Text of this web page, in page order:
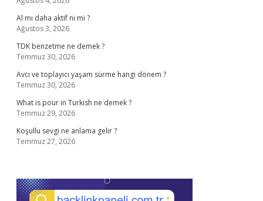
Al mı daha aktif ni mi ?
Ağustos 3, 2026
TDK benzetme ne demek ?
Temmuz 30, 2026
Avcı ve toplayıcı yaşam sürme hangi dönem ?
Temmuz 30, 2026
What is pour in Turkish ne demek ?
Temmuz 29, 2026
Koşullu sevgi ne anlama gelir ?
Temmuz 27, 2026